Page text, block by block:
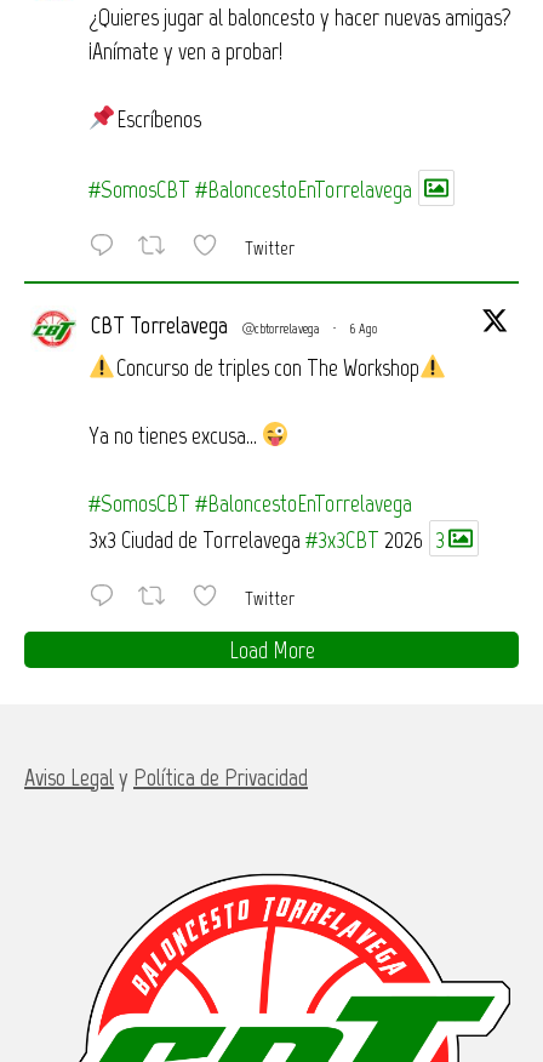
¿Quieres jugar al baloncesto y hacer nuevas amigas?
¡Anímate y ven a probar!
Escríbenos
#SomosCBT #BaloncestoEnTorrelavega
Twitter
CBT Torrelavega @cbtorrelavega · 6 Ago
Concurso de triples con The Workshop
Ya no tienes excusa…
#SomosCBT #BaloncestoEnTorrelavega
3x3 Ciudad de Torrelavega #3x3CBT 2026 3
Twitter
Load More
Aviso Legal y Política de Privacidad